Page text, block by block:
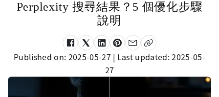
Perplexity 搜尋結果？5 個優化步驟
說明
Published on: 2025-05-27| Last updated:2025-05-
27